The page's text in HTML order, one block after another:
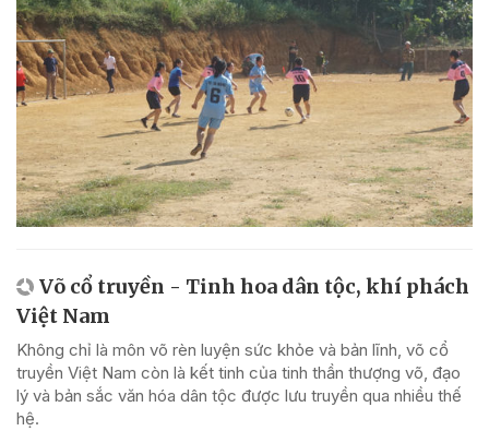
Võ cổ truyền - Tinh hoa dân tộc, khí phách
Việt Nam
Không chỉ là môn võ rèn luyện sức khỏe và bản lĩnh, võ cổ
truyền Việt Nam còn là kết tinh của tinh thần thượng võ, đạo
lý và bản sắc văn hóa dân tộc được lưu truyền qua nhiều thế
hệ.